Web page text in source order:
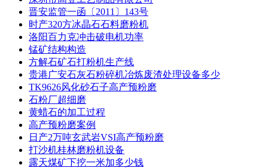
晋安监管一函〔2011〕143号
时产320方冰晶石石料磨粉机
洛阳百力克冲击破电机功率
锰矿结构构造
方解石矿石打粉机生产线
贵港广安石灰石粉碎机冶炼废渣处理设备多少
TK9626风化砂石子高产预粉磨
石粉厂超细磨
黄蜡石的加工过程
高产预粉磨案例
日产2万吨玄武岩VSI高产预粉磨
打沙机桂林磨粉机设备
露天煤矿下挖一米加多少钱